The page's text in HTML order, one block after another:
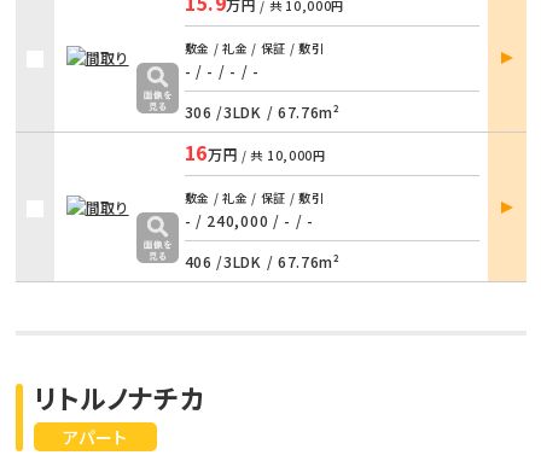
万円 / 共 10,000円
敷金 / 礼金 / 保証 / 敷引
- / - / - / -
306 /3LDK / 67.76m²
部屋
詳細
16万円 / 共 10,000円
敷金 / 礼金 / 保証 / 敷引
- / 240,000 / - / -
406 /3LDK / 67.76m²
部屋
詳細
アパート
リトルノナチカ